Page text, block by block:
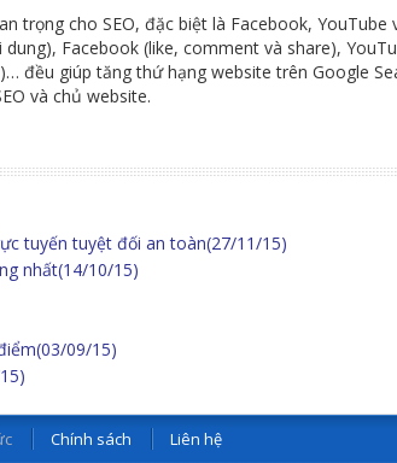
trọng cho SEO, đặc biệt là Facebook, YouTube
Facebook (like, comment và share),
đều giúp tăng thứ hạng website trên Google
và chủ website.
tuyến tuyệt đối an toàn(27/11/15)
nhất(14/10/15)
(03/09/15)
Chính sách Liên hệ